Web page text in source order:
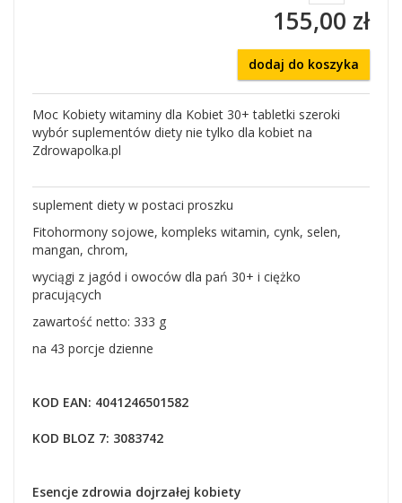
155,00 zł
dodaj do koszyka
Moc Kobiety witaminy dla Kobiet 30+ tabletki szeroki
wybór suplementów diety nie tylko dla kobiet na
Zdrowapolka.pl
suplement diety w postaci proszku
Fitohormony sojowe, kompleks witamin, cynk, selen,
mangan, chrom,
wyciągi z jagód i owoców dla pań 30+ i ciężko
pracujących
zawartość netto: 333 g
na 43 porcje dzienne
KOD EAN: 4041246501582
KOD BLOZ 7: 3083742
Esencje zdrowia dojrzałej kobiety